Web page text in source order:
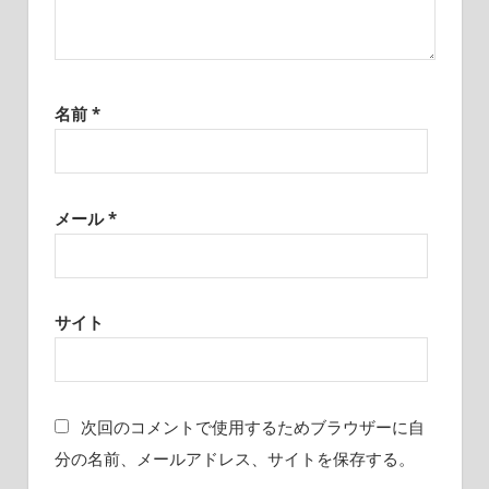
名前 *
メール*
サイト
次回のコメントで使用するためブラウザーに自
分の名前、メールアドレス、サイトを保存する。